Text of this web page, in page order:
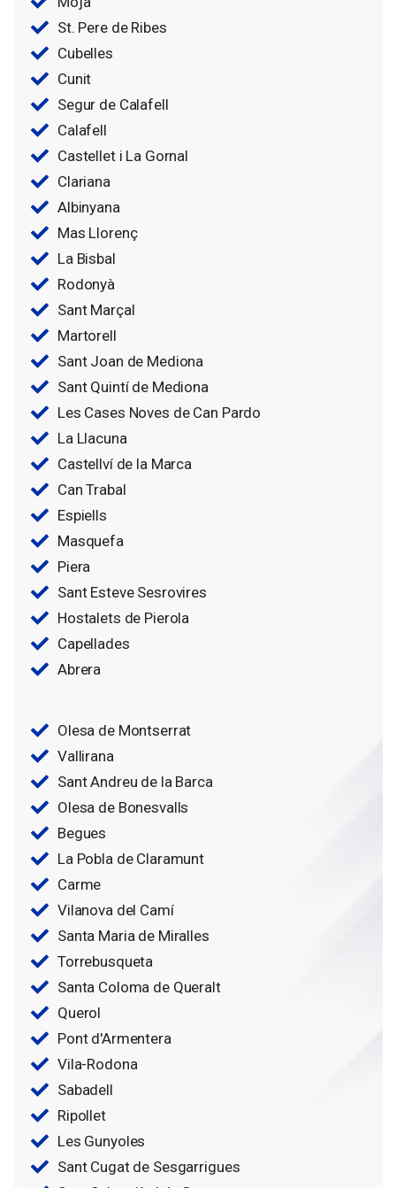
St. Pere de Ribes
Cubelles
Cunit
Segur de Calafell
Calafell
Castellet i La Gornal
Clariana
Albinyana
Mas Llorenç
La Bisbal
Rodonyà
Sant Marçal
Martorell
Sant Joan de Mediona
Sant Quintí de Mediona
Les Cases Noves de Can Pardo
La Llacuna
Castellví de la Marca
Can Trabal
Espiells
Masquefa
Piera
Sant Esteve Sesrovires
Hostalets de Pierola
Capellades
Abrera
Olesa de Montserrat
Vallirana
Sant Andreu de la Barca
Olesa de Bonesvalls
Begues
La Pobla de Claramunt
Carme
Vilanova del Camí
Santa Maria de Miralles
Torrebusqueta
Santa Coloma de Queralt
Querol
Pont d'Armentera
Vila-Rodona
Sabadell
Ripollet
Les Gunyoles
Sant Cugat de Sesgarrigues